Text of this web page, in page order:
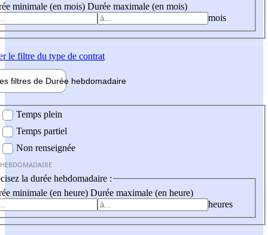
minimale (en mois) Durée maximale (en mois)
mois
le filtre du type de contrat
filtres de Durée hebdomadaire
Temps plein
Temps partiel
Non renseignée
la durée hebdomadaire :
minimale (en heure) Durée maximale (en heure)
heures